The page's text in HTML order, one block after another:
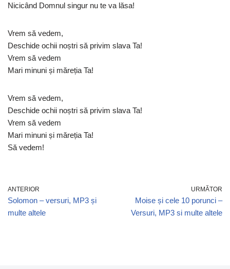
Nicicând Domnul singur nu te va lăsa!
Vrem să vedem,
Deschide ochii noștri să privim slava Ta!
Vrem să vedem
Mari minuni și măreția Ta!
Vrem să vedem,
Deschide ochii noștri să privim slava Ta!
Vrem să vedem
Mari minuni și măreția Ta!
Să vedem!
ANTERIOR
Solomon – versuri, MP3 și
multe altele
URMĂTOR
Moise și cele 10 porunci –
Versuri, MP3 si multe altele